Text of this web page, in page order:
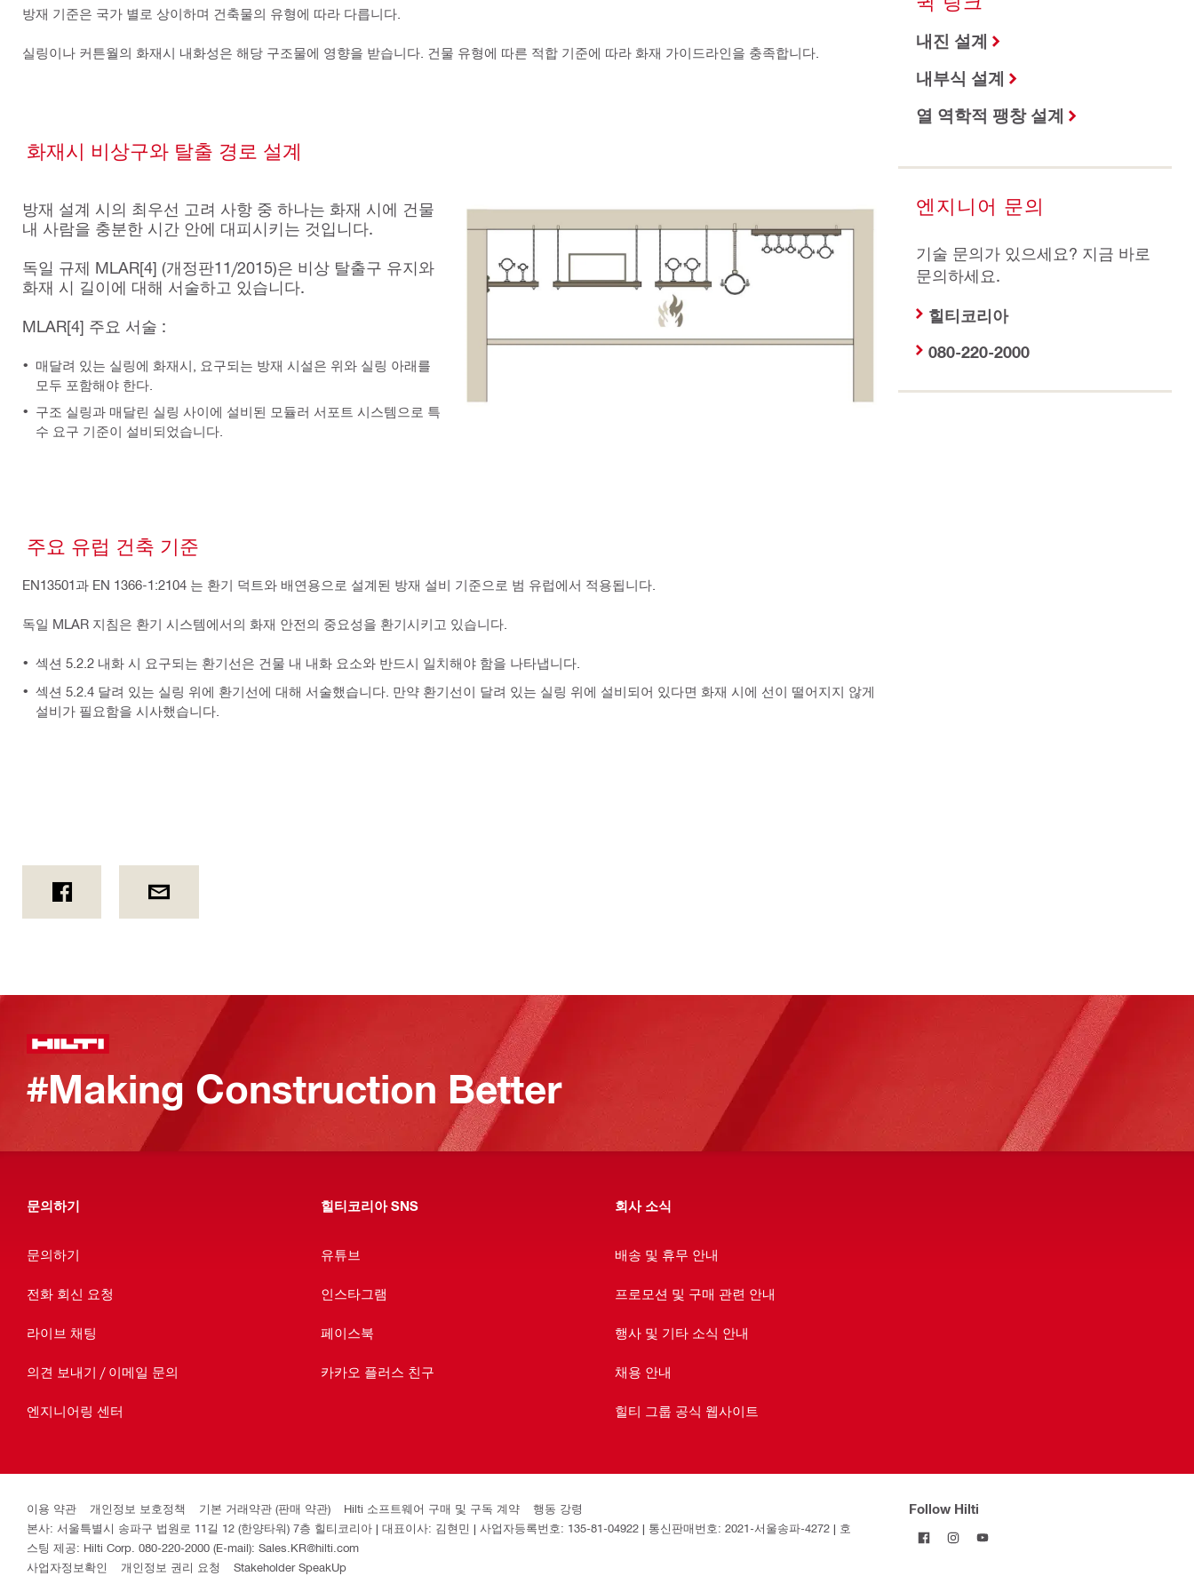
방재 기준은 국가 별로 상이하며 건축물의 유형에 따라 다릅니다.
실링이나 커튼월의 화재시 내화성은 해당 구조물에 영향을 받습니다. 건물 유형에 따른 적합 기준에 따라 화재 가이드라인을 충족합니다.
화재시 비상구와 탈출 경로 설계
방재 설계 시의 최우선 고려 사항 중 하나는 화재 시에 건물
내 사람을 충분한 시간 안에 대피시키는 것입니다.
독일 규제 MLAR[4] (개정판11/2015)은 비상 탈출구 유지와
화재 시 길이에 대해 서술하고 있습니다.
MLAR[4] 주요 서술 :
매달려 있는 실링에 화재시, 요구되는 방재 시설은 위와 실링 아래를
모두 포함해야 한다.
구조 실링과 매달린 실링 사이에 설비된 모듈러 서포트 시스템으로 특
수 요구 기준이 설비되었습니다.
주요 유럽 건축 기준
EN13501과 EN 1366-1:2104 는 환기 덕트와 배연용으로 설계된 방재 설비 기준으로 범 유럽에서 적용됩니다.
독일 MLAR 지침은 환기 시스템에서의 화재 안전의 중요성을 환기시키고 있습니다.
섹션 5.2.2 내화 시 요구되는 환기선은 건물 내 내화 요소와 반드시 일치해야 함을 나타냅니다.
섹션 5.2.4 달려 있는 실링 위에 환기선에 대해 서술했습니다. 만약 환기선이 달려 있는 실링 위에 설비되어 있다면 화재 시에 선이 떨어지지 않게
설비가 필요함을 시사했습니다.
내진 설계
내부식 설계
열 역학적 팽창 설계
엔지니어 문의
기술 문의가 있으세요? 지금 바로
문의하세요.
힐티코리아
080-220-2000
#Making Construction Better
문의하기
문의하기
전화 회신 요청
라이브 채팅
의견 보내기 / 이메일 문의
엔지니어링 센터
힐티코리아 SNS
유튜브
인스타그램
페이스북
카카오 플러스 친구
회사 소식
배송 및 휴무 안내
프로모션 및 구매 관련 안내
행사 및 기타 소식 안내
채용 안내
힐티 그룹 공식 웹사이트
이용 약관 개인정보 보호정책 기본 거래약관 (판매 약관) Hilti 소프트웨어 구매 및 구독 계약
행동 강령
본사: 서울특별시 송파구 법원로 11길 12 (한양타워) 7층 힐티코리아 | 대표이사: 김현민 | 사업자등록번호: 135-81-04922 | 통신판매번호: 2021-서울송파-4272 | 호
스팅 제공: Hilti Corp. 080-220-2000 (E-mail): Sales.KR@hilti.com
사업자정보확인
개인정보 권리 요청 Stakeholder SpeakUp
Follow Hilti